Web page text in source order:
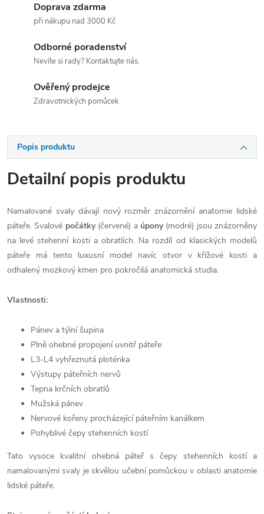
Doprava zdarma
při nákupu nad 3000 Kč
Odborné poradenství
Nevíte si rady? Kontaktujte nás.
Ověřený prodejce
Zdravotnických pomůcek
Popis produktu
Detailní popis produktu
Namalované svaly dávají nový rozměr znázornění anatomie lidské
páteře. Svalové počátky(červené) a úpony(modré) jsou znázorněny
na levé stehenní kosti a obratlích. Na rozdíl od klasických modelů
páteře má tento luxusní model navíc otvor v křížové kosti a
odhalený mozkový kmen pro pokročilá anatomická studia.
Vlastnosti:
Pánev a týlní šupina
Plně ohebné propojení uvnitř páteře
L3-L4 vyhřeznutá ploténka
Výstupy páteřních nervů
Tepna krčních obratlů
Mužská pánev
Nervové kořeny procházející páteřním kanálkem
Pohyblivé čepy stehenních kostí
Tato vysoce kvalitní ohebná páteř s čepy stehenních kostí a
namalovanými svaly je skvělou učební pomůckou v oblasti anatomie
lidské páteře.